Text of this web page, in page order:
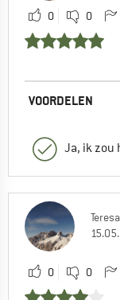
0 0
VOORDELEN
Ja, ik zou
Teresa
0 0